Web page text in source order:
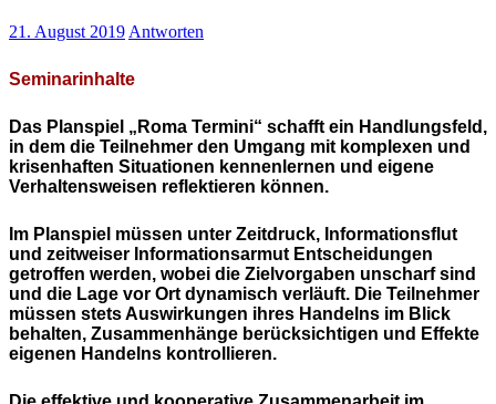
21. August 2019 Antworten
Seminarinhalte
Das Planspiel „Roma Termini“ schafft ein Handlungsfeld,
in dem die Teilnehmer den Umgang mit komplexen und
krisenhaften Situationen kennenlernen und eigene
Verhaltensweisen reflektieren können.
Im Planspiel müssen unter Zeitdruck, Informationsflut
und zeitweiser Informationsarmut Entscheidungen
getroffen werden, wobei die Zielvorgaben unscharf sind
und die Lage vor Ort dynamisch verläuft. Die Teilnehmer
müssen stets Auswirkungen ihres Handelns im Blick
behalten, Zusammenhänge berücksichtigen und Effekte
eigenen Handelns kontrollieren.